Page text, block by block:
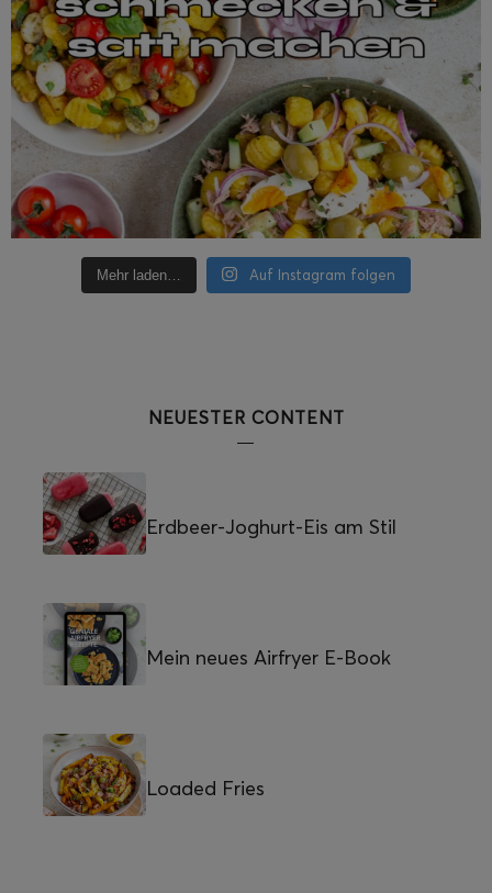
Mehr laden… Auf Instagram folgen
NEUESTER CONTENT
Erdbeer-Joghurt-Eis am Stil
Mein neues Airfryer E-Book
Loaded Fries